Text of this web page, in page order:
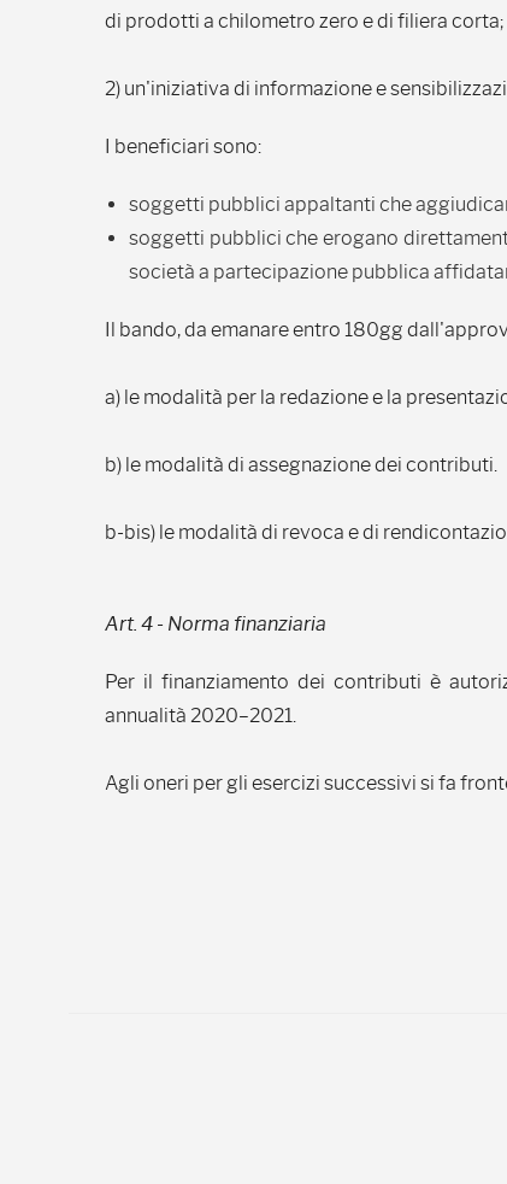
di prodotti a chilometro zero e di filiera corta;
2) un'iniziativa di informazione e
I beneficiari sono:
soggetti pubblici appaltanti che
soggetti pubblici che erogano
società a partecipazione pubblica
Il bando, da emanare entro 180gg
a) le modalità per la redazione e la
b) le modalità di assegnazione dei contributi.
b-bis) le modalità di revoca e di
Art. 4 - Norma finanziaria
Per il finanziamento dei contributi è
annualità 2020–2021.
Agli oneri per gli esercizi successivi si fa